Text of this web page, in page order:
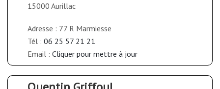
15000 Aurillac
Adresse : 77 R Marmiesse
Tél : 06 25 57 21 21
Email : Cliquer pour mettre à jour